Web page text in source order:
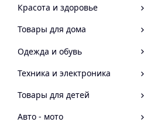
Красота и здоровье
Товары для дома
Одежда и обувь
Техника и электроника
Товары для детей
Авто - мото